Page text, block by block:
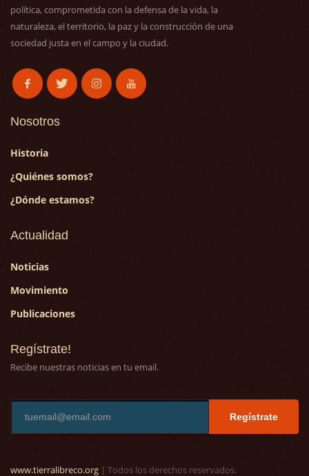
política, comprometida con la defensa de la vida, la
naturaleza, el territorio, la paz y la construcción de una
sociedad justa en el campo y la ciudad.
Nosotros
Historia
¿Quiénes somos?
¿Dónde estamos?
Actualidad
Noticias
Movimiento
Publicaciones
Regístrate!
Recibe nuestras noticias en tu email.
Regístrate
www.tierralibreco.org | Todos los derechos reservados.